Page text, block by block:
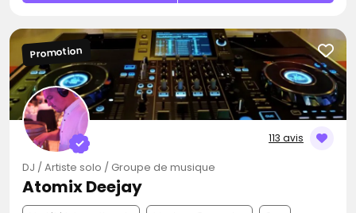
113 avis
Promotion
DJ / Artiste solo / Groupe de musique
Atomix Deejay